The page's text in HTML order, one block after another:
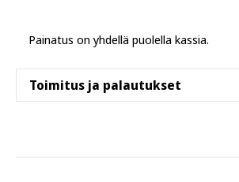
Painatus on yhdellä puolella kassia.
Toimitus ja palautukset
suoraanpostiluukkuuntai lähimpään